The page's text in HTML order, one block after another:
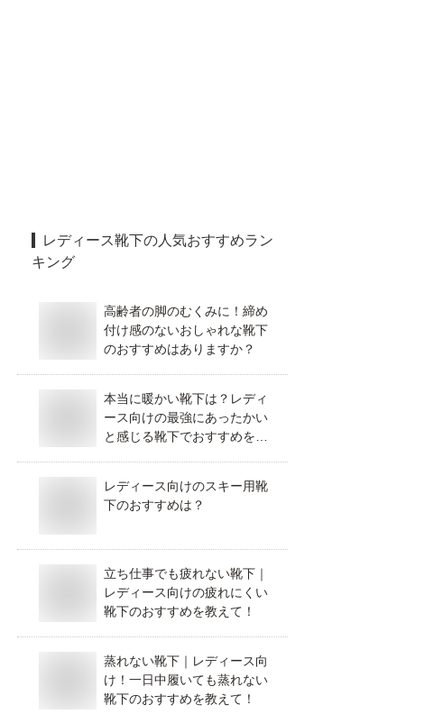
レディース靴下の人気おすすめラン
キング
高齢者の脚のむくみに！締め
付け感のないおしゃれな靴下
のおすすめはありますか？
本当に暖かい靴下は？レディ
ース向けの最強にあったかい
と感じる靴下でおすすめを教
レディース向けのスキー用靴
下のおすすめは？
立ち仕事でも疲れない靴下｜
レディース向けの疲れにくい
靴下のおすすめを教えて！
蒸れない靴下｜レディース向
け！一日中履いても蒸れない
靴下のおすすめを教えて！